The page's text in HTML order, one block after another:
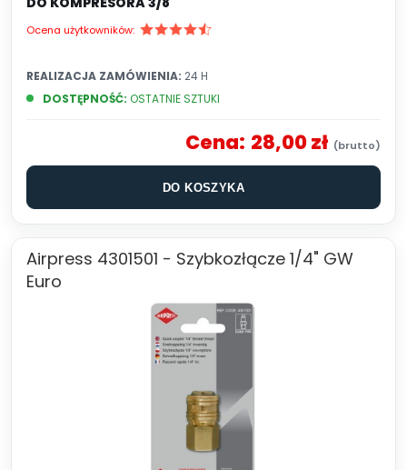
Ocena użytkowników:
DOSTĘPNOŚĆ: OSTATNIE SZTUKI
REALIZACJA ZAMÓWIENIA: 24 H
Cena: 28,00 zł
DO KOSZYKA
Airpress 4301501 - Szybkozłącze 1/4" GW
Euro